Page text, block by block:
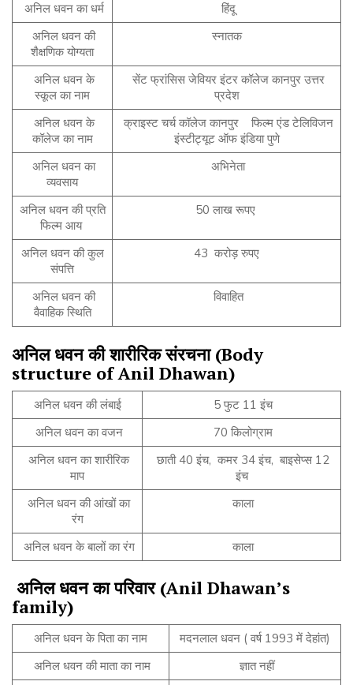
अनिल धवन का धर्म
हिंदू
अनिल धवन की
शैक्षणिक योग्यता
स्नातक
अनिल धवन के
स्कूल का नाम
सेंट फ्रांसिस जेवियर इंटर कॉलेज कानपुर उत्तर
प्रदेश
अनिल धवन के
कॉलेज का नाम
क्राइस्ट चर्च कॉलेज कानपुर फिल्म एंड टेलिविजन
इंस्टीट्यूट ऑफ इंडिया पुणे
अनिल धवन का
व्यवसाय
अभिनेता
अनिल धवन की प्रति
फिल्म आय
50 लाख रूपए
अनिल धवन की कुल
संपत्ति
43 करोड़ रुपए
अनिल धवन की
वैवाहिक स्थिति
विवाहित
अनिल धवन की शारीरिक संरचना(Body
structure of Anil Dhawan)
अनिल धवन की लंबाई
5 फुट 11 इंच
अनिल धवन का वजन
70 किलोग्राम
अनिल धवन का शारीरिक
माप
छाती 40 इंच, कमर 34 इंच, बाइसेप्स 12
इंच
अनिल धवन की आंखों का
रंग
काला
अनिल धवन के बालों का रंग काला
अनिल धवन का परिवार(Anil Dhawan’s
family)
अनिल धवन के पिता का नाम
मदनलाल धवन ( वर्ष 1993 में देहांत)
अनिल धवन की माता का नाम
ज्ञात नहीं